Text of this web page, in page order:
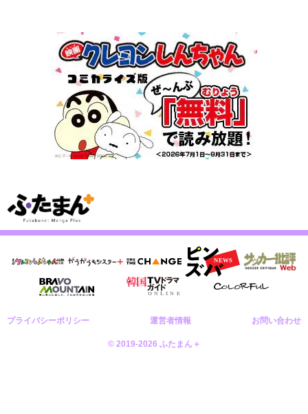
プライバシーポリシー 運営者情報 お問い合わせ
© 2019-2026 ふたまん＋